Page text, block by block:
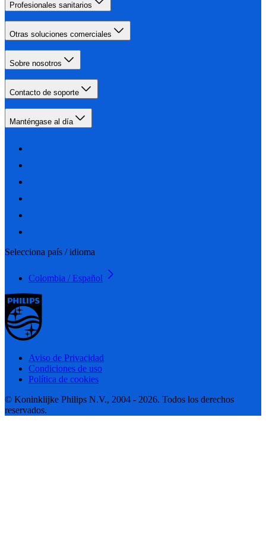
Profesionales sanitarios
Otras soluciones comerciales
Sobre nosotros
Contacto de soporte
Manténgase al día
Selecciona país / idioma
Colombia / Español
Aviso de Privacidad
Condiciones de uso
Política de cookies
© Koninklijke Philips N.V., 2004 - 2026. Todos los derechos
reservados.